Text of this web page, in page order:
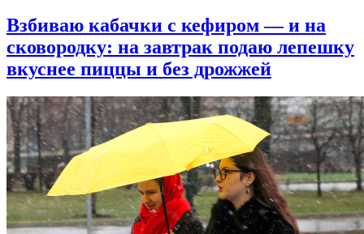
Взбиваю кабачки с кефиром — и на
сковородку: на завтрак подаю лепешку
вкуснее пиццы и без дрожжей